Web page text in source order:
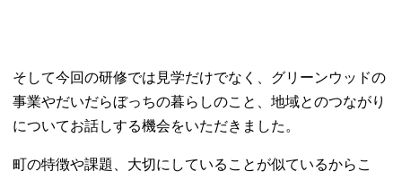
そして今回の研修では見学だけでなく、グリーンウッドの
事業やだいだらぼっちの暮らしのこと、地域とのつながり
についてお話しする機会をいただきました。
町の特徴や課題、大切にしていることが似ているからこ